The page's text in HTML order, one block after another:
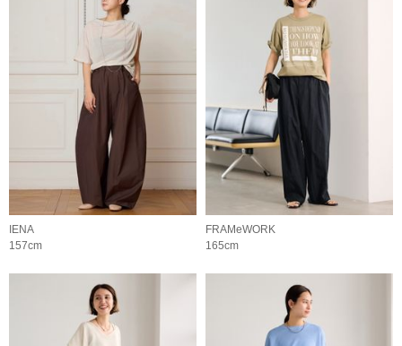
IENA
157cm
FRAMeWORK
165cm